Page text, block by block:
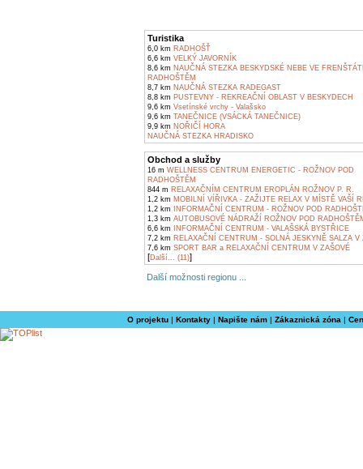
Turistika
6,0 km RADHOŠŤ
6,6 km VELKÝ JAVORNÍK
8,6 km NAUČNÁ STEZKA BESKYDSKÉ NEBE VE
RADHOŠTĚM
8,7 km NAUČNÁ STEZKA RADEGAST
8,8 km PUSTEVNY - REKREAČNÍ OBLAST V BESKYDECH
9,6 km Vsetínské vrchy - Valašsko
9,6 km TANEČNICE (VSÁCKÁ TANEČNICE)
9,9 km NOŘIČÍ HORA
NAUČNÁ STEZKA HRADISKO
Obchod a služby
16 m WELLNESS CENTRUM ENERGETIC - ROŽNOV POD
RADHOŠTĚM
844 m RELAXAČNÍM CENTRUM EROPLÁN ROŽNOV P. R.
1,2 km MOBILNÍ VÍŘIVKA - ZAŽIJTE RELAX V MÍSTĚ VAŠÍ
1,2 km INFORMAČNÍ CENTRUM - ROŽNOV POD
1,3 km AUTOBUSOVÉ NÁDRAŽÍ ROŽNOV POD
6,6 km INFORMAČNÍ CENTRUM - VALAŠSKÁ BYSTŘICE
7,2 km RELAXAČNÍ CENTRUM - SOLNÁ JESKYNĚ SALZA V
7,6 km SPORT BAR a RELAXAČNÍ CENTRUM V ZAŠOVÉ
[Další... (11)]
Další možnosti regionu ...
O projektu| Kontakty| Napište nám| Zákaznická zóna |